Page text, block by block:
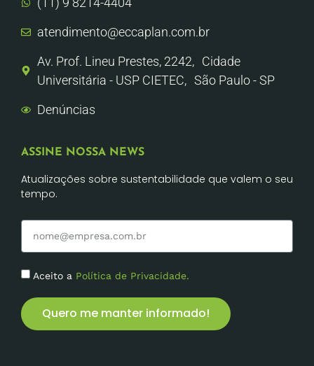
atendimento@eccaplan.com.br
Av. Prof. Lineu Prestes, 2242, Cidade
Universitária - USP CIETEC, São Paulo - SP
Denúncias
ASSINE NOSSA NEWS
Atualizações sobre sustentabilidade que valem o seu
tempo.
Aceito a Política de Privacidade.
Quero me manter informado!